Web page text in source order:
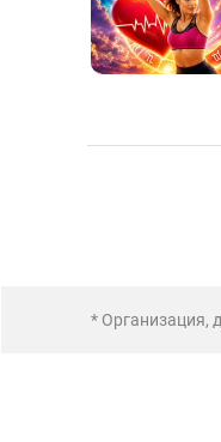
* Организация,